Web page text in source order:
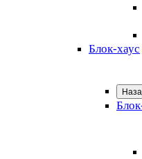
Блок-хаус